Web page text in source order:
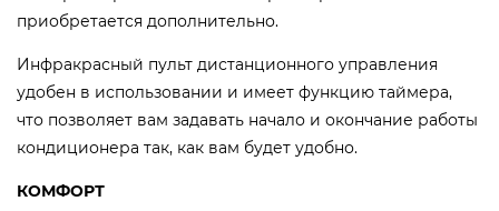
приобретается дополнительно.
Инфракрасный пульт дистанционного управления
удобен в использовании и имеет функцию таймера,
что позволяет вам задавать начало и окончание работы
кондиционера так, как вам будет удобно.
КОМФОРТ